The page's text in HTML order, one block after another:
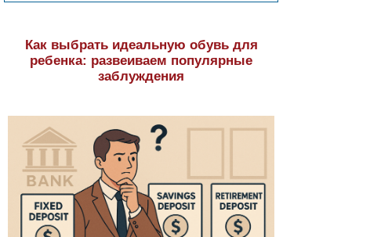
Как выбрать идеальную обувь для
ребенка: развеиваем популярные
заблуждения